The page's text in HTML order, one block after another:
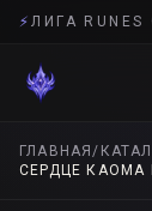
⚡
ГЛАВНАЯ/
СЕРДЦЕ КАОМА